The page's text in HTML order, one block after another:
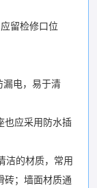
留检修口位
漏电，易于清
也应采用防水插
洁的材质，常用
；墙面材质通